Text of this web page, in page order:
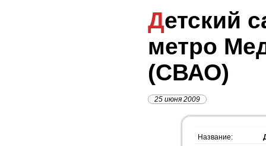
Детский сад №1341,
метро
(СВАО)
25 июня 2009
Название: